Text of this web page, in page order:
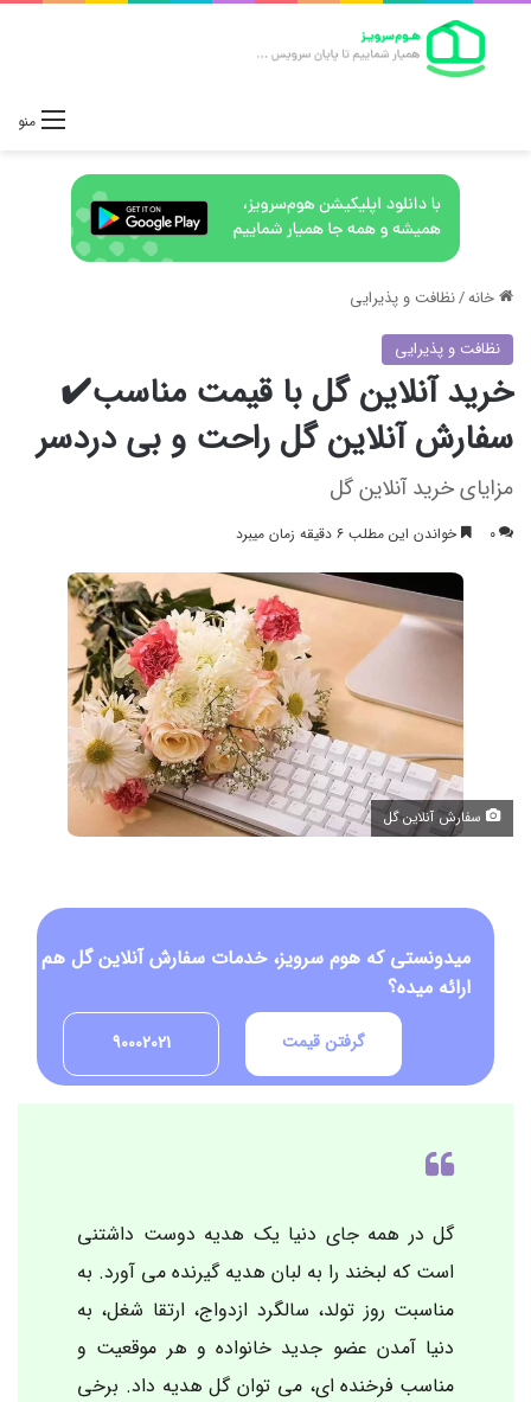
منو
خانه/نظافت و پذیرایی
نظافت و پذیرایی
خرید آنلاین گل با قیمت مناسب✔️
سفارش آنلاین گل راحت و بی دردسر
مزایای خرید آنلاین گل
۰ خواندن این مطلب ۶ دقیقه زمان میبرد
سفارش آنلاین گل
میدونستی که هوم سرویز، خدمات سفارش آنلاین گل هم
ارائه میده؟
90002021 گرفتن قیمت
گل در همه جای دنیا یک هدیه دوست داشتنی
است که لبخند را به لبان هدیه گیرنده می آورد. به
مناسبت روز تولد، سالگرد ازدواج، ارتقا شغل، به
دنیا آمدن عضو جدید خانواده و هر موقعیت و
مناسب فرخنده ای، می توان گل هدیه داد. برخی